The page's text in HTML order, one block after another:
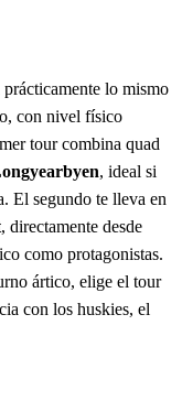
prácticamente lo mismo
con nivel físico
tour combina quad
, ideal si
El segundo te lleva en
, directamente desde
como protagonistas.
ártico, elige el tour
con los huskies, el